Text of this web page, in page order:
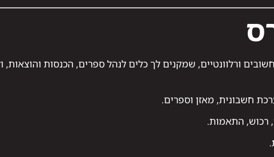
חשובים ורלוונטיים, שמקנים לך כלים לנהל ספרים, הכנסות
חשבונית, מאזן וספרים.
רכוש, התאמות.